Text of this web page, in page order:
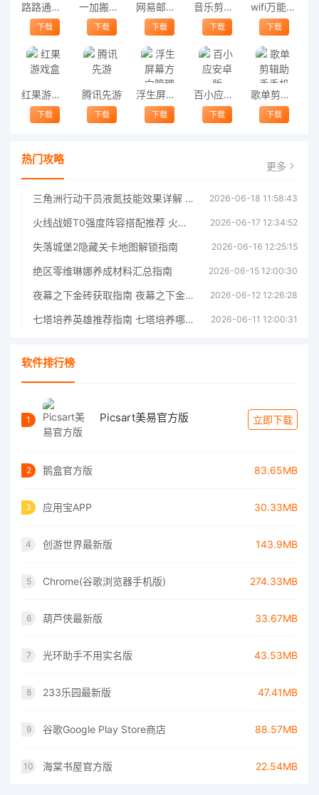
路路通最新版
下载
一加搬家官方正版
下载
网易邮箱大师
下载
音乐剪辑精灵
下载
wifi万能钥匙纯净版
下载
红果游戏盒
下载
腾讯先游
下载
浮生屏幕方向管理器
下载
百小应安卓版
下载
歌单剪辑助手手机版
下载
热门攻略 更多
三角洲行动干员液氮技能效果详解 三角洲行动干员液氮技能介绍 2026-06-18 11:58:43
火线战姬T0强度阵容搭配推荐 火线战姬T0强度阵容哪个好 2026-06-17 12:34:52
失落城堡2隐藏关卡地图解锁指南 2026-06-16 12:25:15
绝区零维琳娜养成材料汇总指南 2026-06-15 12:00:30
夜幕之下金砖获取指南 夜幕之下金砖获取方法 2026-06-12 12:26:28
七塔培养英雄推荐指南 七塔培养哪个英雄好 2026-06-11 12:00:31
软件排行榜
1 Picsart美易官方版 立即下载
2 鹅盒官方版 83.65MB
3 应用宝APP 30.33MB
4 创游世界最新版 143.9MB
5 Chrome(谷歌浏览器手机版) 274.33MB
6 葫芦侠最新版 33.67MB
7 光环助手不用实名版 43.53MB
8 233乐园最新版 47.41MB
9 谷歌Google Play Store商店 88.57MB
10 海棠书屋官方版 22.54MB